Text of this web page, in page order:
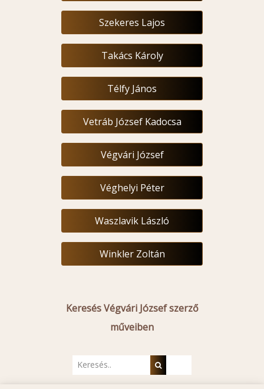
Szekeres Lajos
Takács Károly
Télfy János
Vetráb József Kadocsa
Végvári József
Véghelyi Péter
Waszlavik László
Winkler Zoltán
Keresés Végvári József szerző
műveiben